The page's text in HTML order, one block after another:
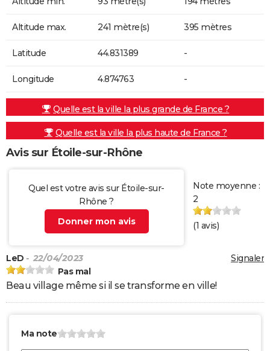
Altitude max. 241 mètre(s) 395 mètres
Latitude 44.831389 -
Longitude 4.874763 -
Quelle est la ville la plus grande de France ?
Quelle est la ville la plus haute de France ?
Avis sur Étoile-sur-Rhône
Quel est votre avis sur Étoile-sur-
Rhône ?
Donner mon avis
Note moyenne :
2
(1 avis)
Signaler
LeD - 22/04/2023
Pas mal
Beau village même si il se transforme en ville!
Ma note